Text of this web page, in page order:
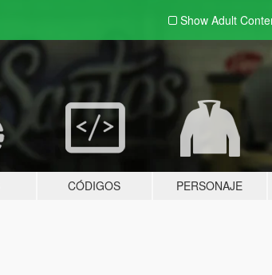
Show Adult
CÓDIGOS PERSONAJE